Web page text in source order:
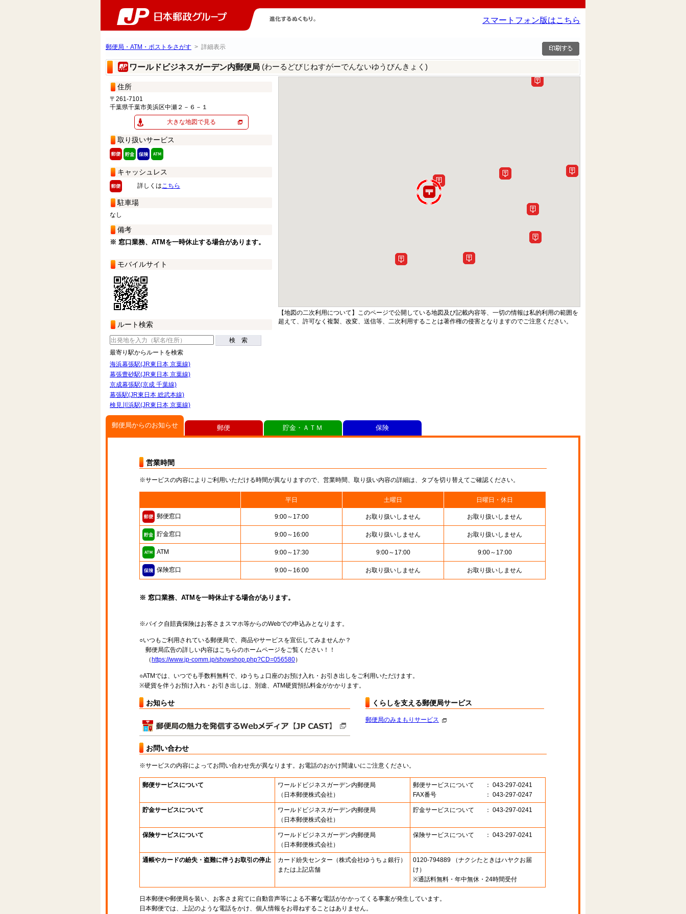
スマートフォン版はこちら
郵便局・ATM・ポストをさがす > 詳細表示
ワールドビジネスガーデン内郵便局 (わーるどびじねすがーでんないゆうびんきょく)
住所
〒261-7101
千葉県千葉市美浜区中瀬２－６－１
大きな地図で見る
取り扱いサービス
キャッシュレス
詳しくはこちら
駐車場
なし
備考
※ 窓口業務、ATMを一時休止する場合があります。
モバイルサイト
ルート検索
検 索
最寄り駅からルートを検索
海浜幕張駅(JR東日本 京葉線)
幕張豊砂駅(JR東日本 京葉線)
京成幕張駅(京成 千葉線)
幕張駅(JR東日本 総武本線)
検見川浜駅(JR東日本 京葉線)
【地図の二次利用について】このページで公開している地図及び記載内容等、一切の情報は私的利用の範囲を
超えて、許可なく複製、改変、送信等、二次利用することは著作権の侵害となりますのでご注意ください。
郵便局からのお知らせ
営業時間
※サービスの内容によりご利用いただける時間が異なりますので、営業時間、取り扱い内容の詳細は、タブを切り替えてご確認ください。
平日 土曜日 日曜日・休日
郵便窓口 9:00～17:00 お取り扱いしません お取り扱いしません
貯金窓口 9:00～16:00 お取り扱いしません お取り扱いしません
ATM 9:00～17:30 9:00～17:00 9:00～17:00
保険窓口 9:00～16:00 お取り扱いしません お取り扱いしません
※ 窓口業務、ATMを一時休止する場合があります。
※バイク自賠責保険はお客さまスマホ等からのWebでの申込みとなります。
○いつもご利用されている郵便局で、商品やサービスを宣伝してみませんか？
郵便局広告の詳しい内容はこちらのホームページをご覧ください！！
（ https://www.jp-comm.jp/showshop.php?CD=056580）
○ATMでは、いつでも手数料無料で、ゆうちょ口座のお預け入れ・お引き出しをご利用いただけます。
※硬貨を伴うお預け入れ・お引き出しは、別途、ATM硬貨預払料金がかかります。
お知らせ くらしを支える郵便局サービス
郵便局のみまもりサービス
お問い合わせ
※サービスの内容によってお問い合わせ先が異なります。お電話のおかけ間違いにご注意ください。
郵便サービスについて
ワールドビジネスガーデン内郵便局
（日本郵便株式会社）
郵便サービスについて
： 043-297-0241
FAX番号
： 043-297-0247
貯金サービスについて
ワールドビジネスガーデン内郵便局
（日本郵便株式会社）
貯金サービスについて ： 043-297-0241
保険サービスについて
ワールドビジネスガーデン内郵便局
（日本郵便株式会社）
保険サービスについて ： 043-297-0241
通帳やカードの紛失・盗難に伴うお取引の停止 カード紛失センター （株式会社ゆうちょ銀行）
または上記店舗
0120-794889 （ナクシたときはハヤクお届
け）
※通話料無料・年中無休・24時間受付
日本郵便や郵便局を装い、お客さま宛てに自動音声等による不審な電話がかかってくる事案が発生しています。
日本郵便では、上記のような電話をかけ、個人情報をお尋ねすることはありません。
郵便 貯金・ＡＴＭ 保険